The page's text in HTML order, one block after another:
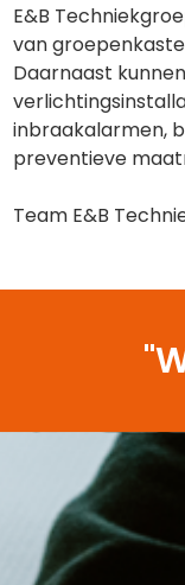
E&B
van
Daarnaast
inbraakalarmen,
preventieve
Team E&B